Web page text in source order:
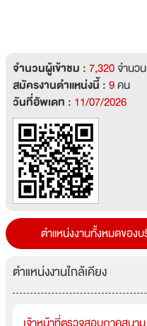
จำนวนผู้เข้าชม :7,320จำนวน
สมัครงานตำแหน่งนี้ :9คน
วันที่อัพเดท : 11/07/2026
ตำแหน่งงานทั้งหมดของ
ตำแหน่งงานใกล้เคียง